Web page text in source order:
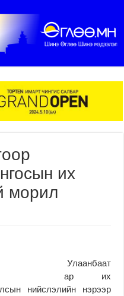
их
морил
Улаанбаат
ар их
нийслэлийн нэрээр